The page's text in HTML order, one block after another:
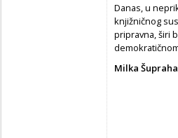
Danas, u
knjižničnog
pripravna, širi
Milka